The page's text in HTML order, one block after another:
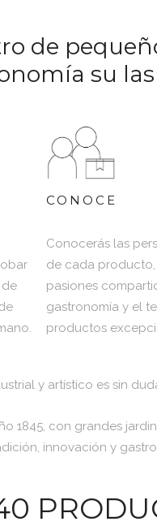
de
su
CONOCE
de
Conocerás las
de cada producto,
pasiones
gastronomía y el
productos
y artístico es sin
1845, con grandes
innovación y